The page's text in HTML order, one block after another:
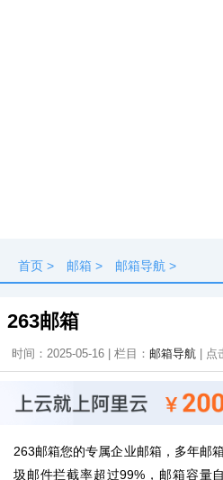
首页 > 邮箱 > 邮箱导航 >
263邮箱
时间：2025-05-16 | 栏目： 邮箱导航 | 点
263邮箱您的专属企业邮箱，多年邮
圾邮件拦截率超过99%，邮箱容量